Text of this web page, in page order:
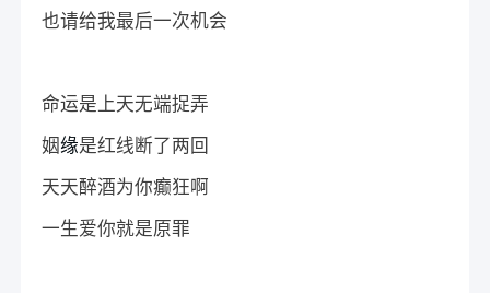
也请给我最后一次机会
命运是上天无端捉弄
姻缘是红线断了两回
天天醉酒为你癫狂啊
一生爱你就是原罪